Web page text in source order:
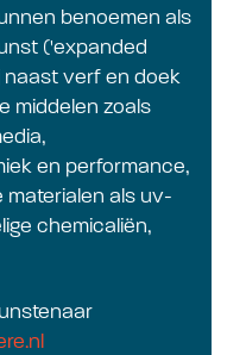
benoemen als
('expanded
naast verf en doek
middelen zoals
en performance,
als uv-
chemicaliën,